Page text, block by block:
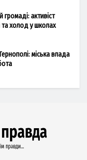
активіст
та холод у школах
міська влада